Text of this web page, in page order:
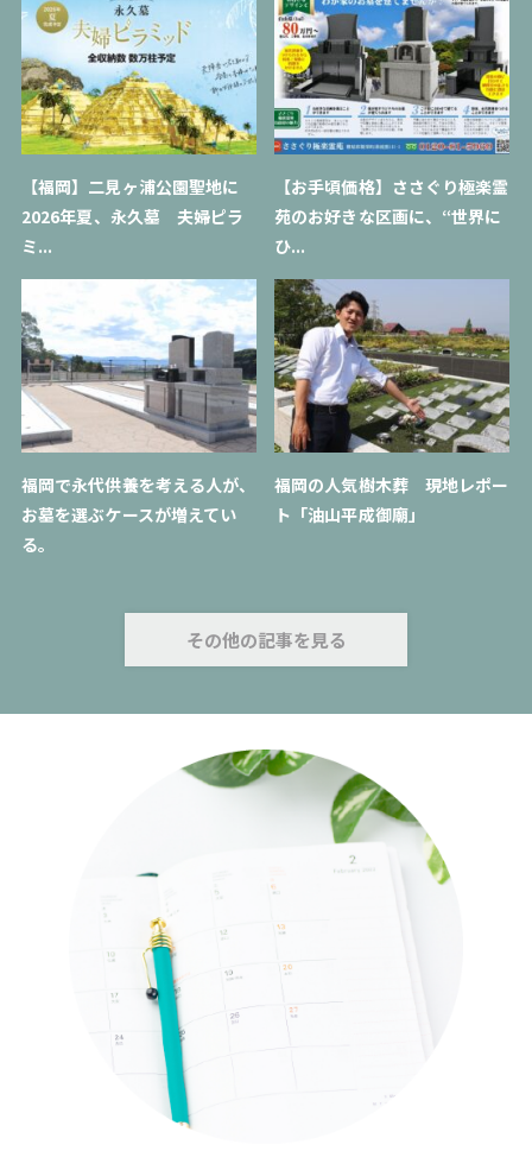
【福岡】二見ヶ浦公園聖地に
2026年夏、永久墓 夫婦ピラ
ミ...
【お手頃価格】ささぐり極楽霊
苑のお好きな区画に、“世界に
ひ...
福岡で永代供養を考える人が、
お墓を選ぶケースが増えてい
る。
福岡の人気樹木葬 現地レポー
ト「油山平成御廟」
その他の記事を見る